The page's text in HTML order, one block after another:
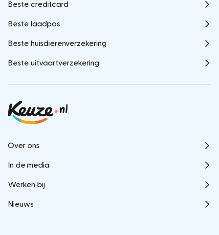
Over ons
In de media
Werken bij
Nieuws
Beste creditcard
Beste laadpas
Beste huisdierenverzekering
Beste uitvaartverzekering